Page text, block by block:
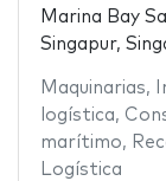
Marina Bay
Singapur,
Maquinarias,
logística,
marítimo,
Logística